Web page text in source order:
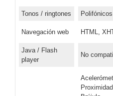
Tonos / ringtones
Navegación web HTML,
Java / Flash
player
No
Proximidad